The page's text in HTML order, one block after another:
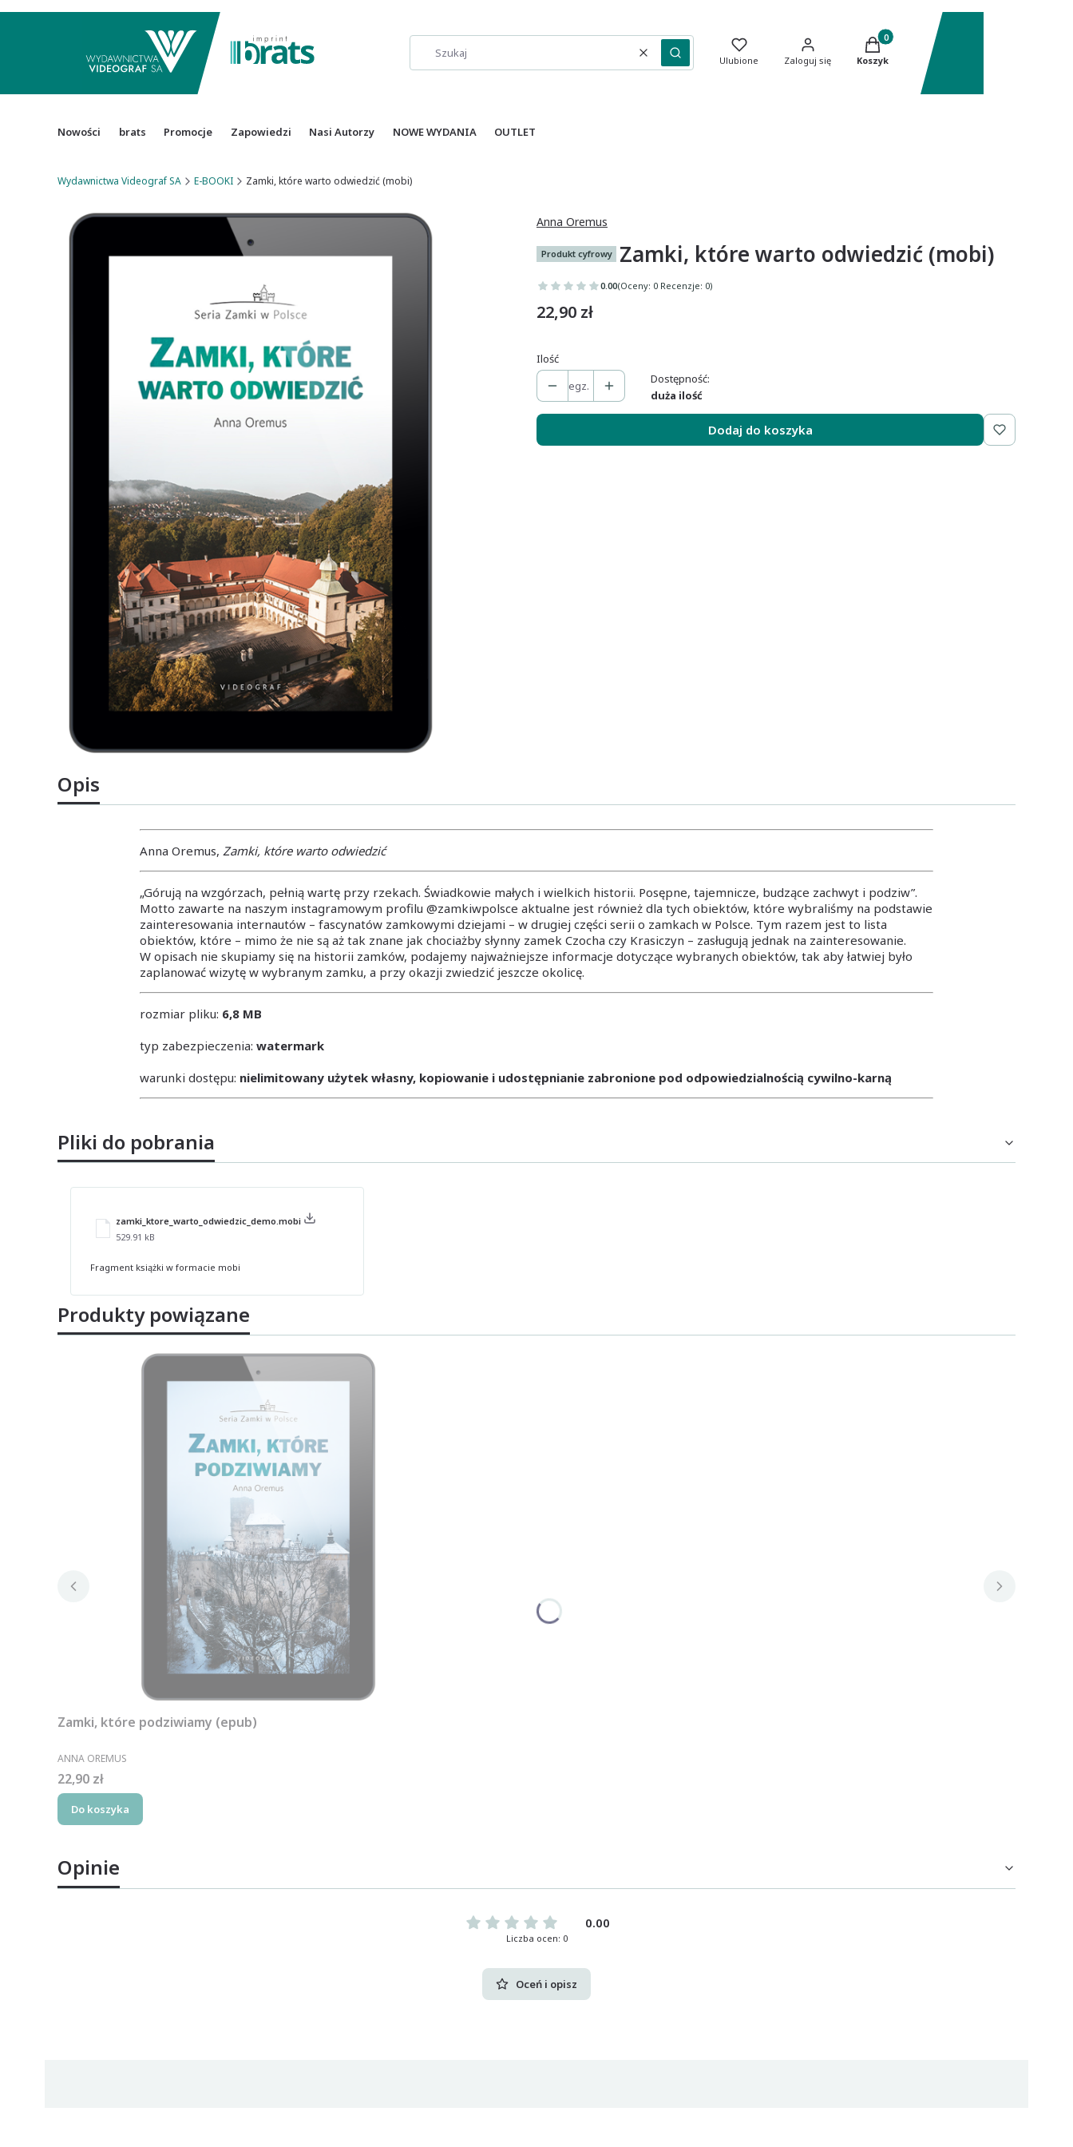
WyczyśćSzukaj Ulubione Zaloguj się
Produkty w koszyku: 0. Zobacz
Koszyk
Nowości brats Promocje Zapowiedzi Nasi Autorzy NOWE WYDANIA OUTLET
Wydawnictwa Videograf SA E-BOOKI Zamki, które warto odwiedzić (mobi)
Anna Oremus
Produkt cyfrowy Zamki, które warto odwiedzić (mobi)
0.00(Oceny: 0 Recenzje: 0)
Cena
22,90 zł
Ilość
egz.
Dostępność:
duża ilość
Dodaj do koszyka
Opis
Anna Oremus, Zamki, które warto odwiedzić
„Górują na wzgórzach, pełnią wartę przy rzekach. Świadkowie małych i wielkich historii. Posępne, tajemnicze, budzące zachwyt i podziw”.
Motto zawarte na naszym instagramowym profilu @zamkiwpolsce aktualne jest również dla tych obiektów, które wybraliśmy na podstawie
zainteresowania internautów – fascynatów zamkowymi dziejami – w drugiej części serii o zamkach w Polsce. Tym razem jest to lista
obiektów, które – mimo że nie są aż tak znane jak chociażby słynny zamek Czocha czy Krasiczyn – zasługują jednak na zainteresowanie.
W opisach nie skupiamy się na historii zamków, podajemy najważniejsze informacje dotyczące wybranych obiektów, tak aby łatwiej było
zaplanować wizytę w wybranym zamku, a przy okazji zwiedzić jeszcze okolicę.
rozmiar pliku: 6,8 MB
typ zabezpieczenia: watermark
warunki dostępu: nielimitowany użytek własny, kopiowanie i udostępnianie zabronione pod odpowiedzialnością cywilno-karną
Pliki do pobrania
zamki_ktore_warto_odwiedzic_demo.mobi
529.91 kB
Fragment książki w formacie mobi
Produkty powiązane
Zamki, które podziwiamy (epub)
PRODUCENT
ANNA OREMUS
Cena
22,90 zł
Do koszyka
Opinie
0.00
Liczba ocen: 0
Oceń i opisz